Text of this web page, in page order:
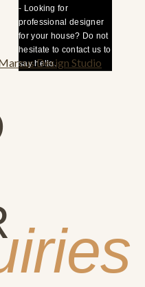
- Looking for
professional designer
for your house? Do not
hesitate to contact us to
say hello.